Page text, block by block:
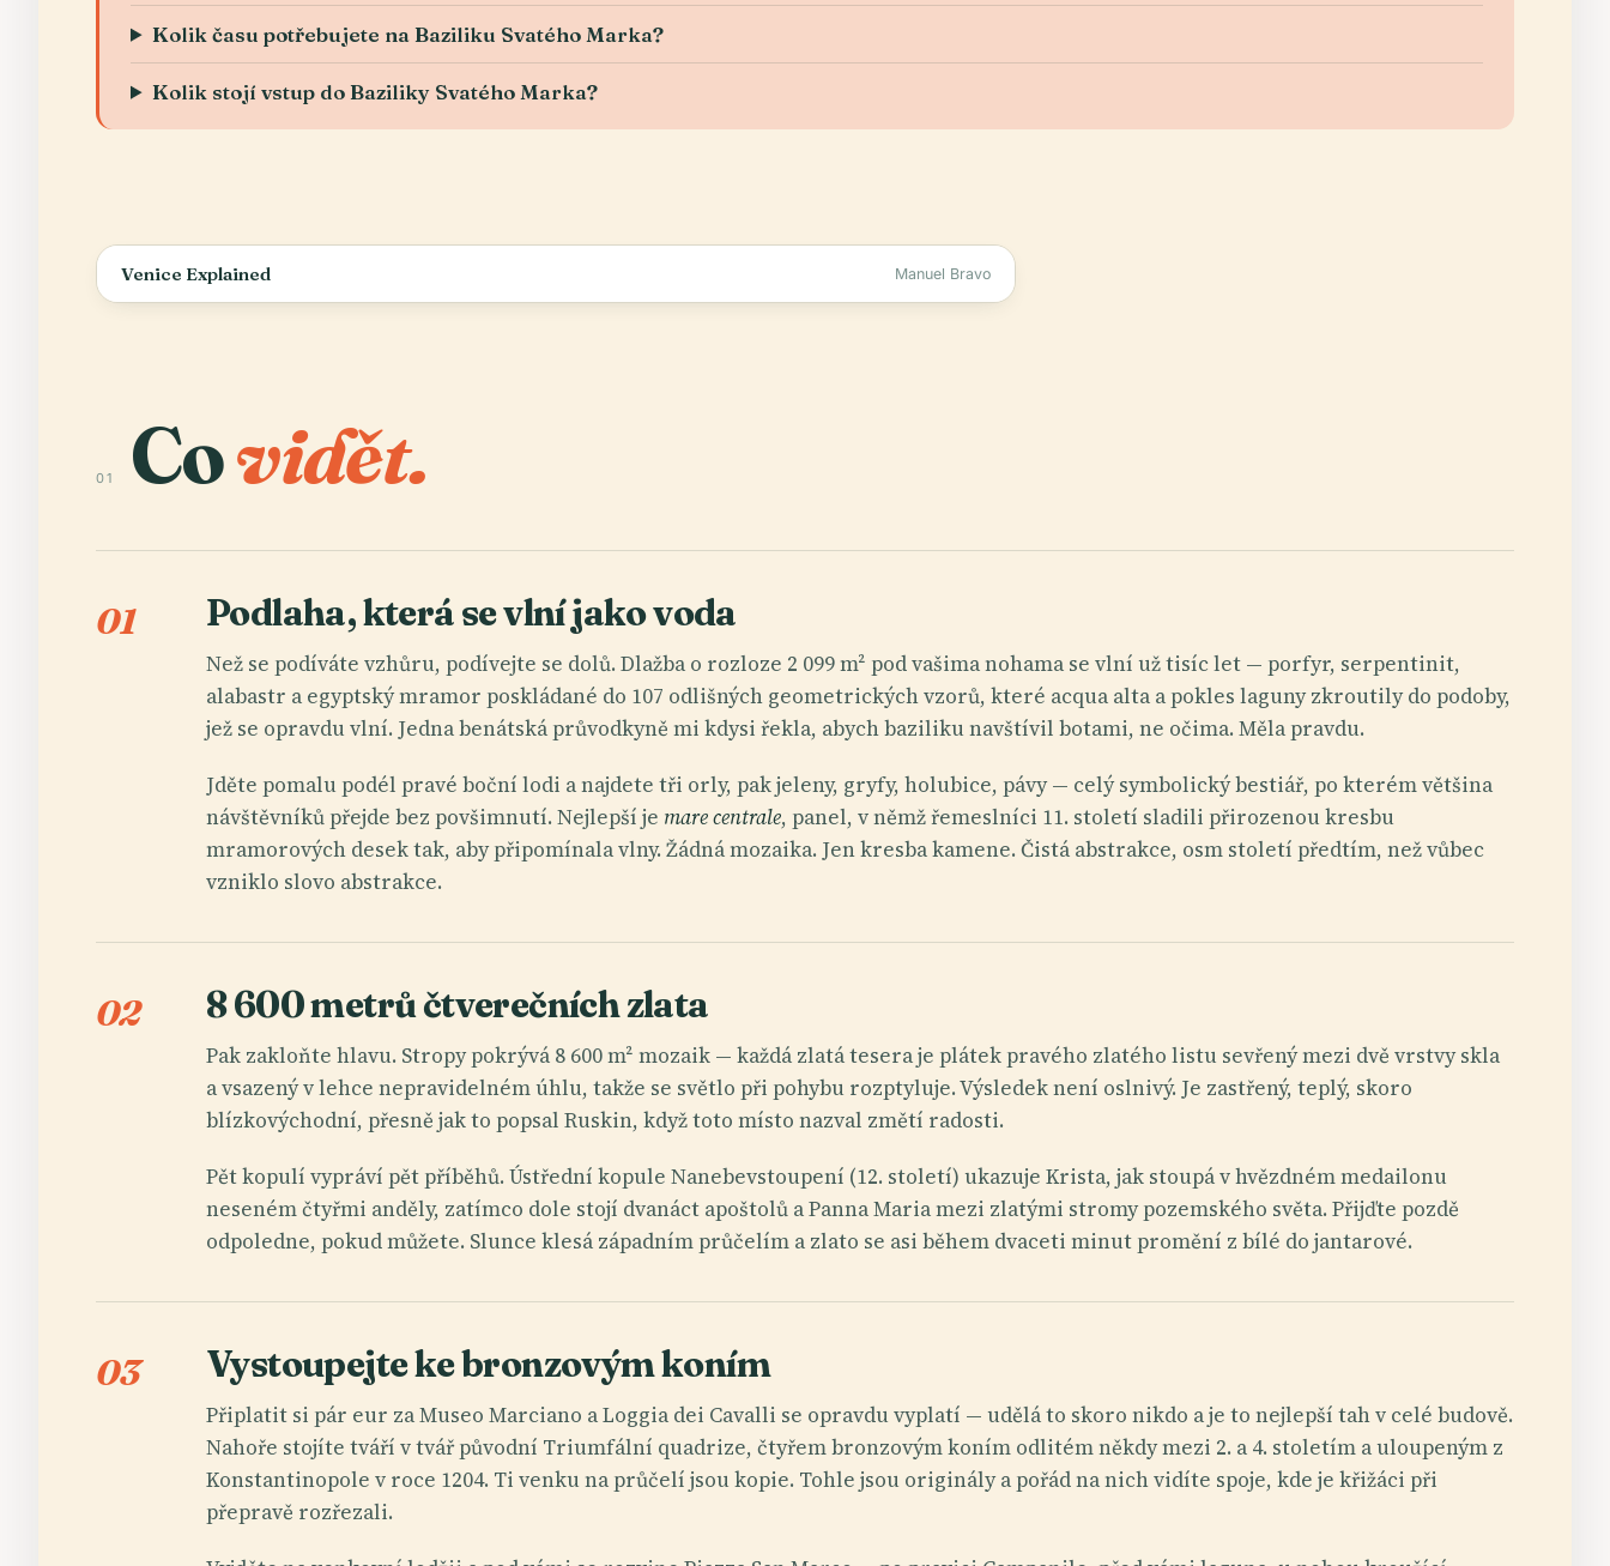
Kolik času potřebujete na Baziliku Svatého Marka?
Kolik stojí vstup do Baziliky Svatého Marka?
Venice Explained Manuel Bravo
01 Covidět.
01 Podlaha, která se vlní jako voda
Než se podíváte vzhůru, podívejte se dolů. Dlažba o rozloze 2 099 m² pod vašima nohama se vlní už tisíc let — porfyr, serpentinit,
alabastr a egyptský mramor poskládané do 107 odlišných geometrických vzorů, které acqua alta a pokles laguny zkroutily do podoby,
jež se opravdu vlní. Jedna benátská průvodkyně mi kdysi řekla, abych baziliku navštívil botami, ne očima. Měla pravdu.
Jděte pomalu podél pravé boční lodi a najdete tři orly, pak jeleny, gryfy, holubice, pávy — celý symbolický bestiář, po kterém většina
návštěvníků přejde bez povšimnutí. Nejlepší je mare centrale, panel, v němž řemeslníci 11. století sladili přirozenou kresbu
mramorových desek tak, aby připomínala vlny. Žádná mozaika. Jen kresba kamene. Čistá abstrakce, osm století předtím, než vůbec
vzniklo slovo abstrakce.
02 8 600 metrů čtverečních zlata
Pak zakloňte hlavu. Stropy pokrývá 8 600 m² mozaik — každá zlatá tesera je plátek pravého zlatého listu sevřený mezi dvě vrstvy skla
a vsazený v lehce nepravidelném úhlu, takže se světlo při pohybu rozptyluje. Výsledek není oslnivý. Je zastřený, teplý, skoro
blízkovýchodní, přesně jak to popsal Ruskin, když toto místo nazval změtí radosti.
Pět kopulí vypráví pět příběhů. Ústřední kopule Nanebevstoupení (12. století) ukazuje Krista, jak stoupá v hvězdném medailonu
neseném čtyřmi anděly, zatímco dole stojí dvanáct apoštolů a Panna Maria mezi zlatými stromy pozemského světa. Přijďte pozdě
odpoledne, pokud můžete. Slunce klesá západním průčelím a zlato se asi během dvaceti minut promění z bílé do jantarové.
03 Vystoupejte ke bronzovým koním
Připlatit si pár eur za Museo Marciano a Loggia dei Cavalli se opravdu vyplatí — udělá to skoro nikdo a je to nejlepší tah v celé budově.
Nahoře stojíte tváří v tvář původní Triumfální quadrize, čtyřem bronzovým koním odlitém někdy mezi 2. a 4. stoletím a uloupeným z
Konstantinopole v roce 1204. Ti venku na průčelí jsou kopie. Tohle jsou originály a pořád na nich vidíte spoje, kde je křižáci při
přepravě rozřezali.